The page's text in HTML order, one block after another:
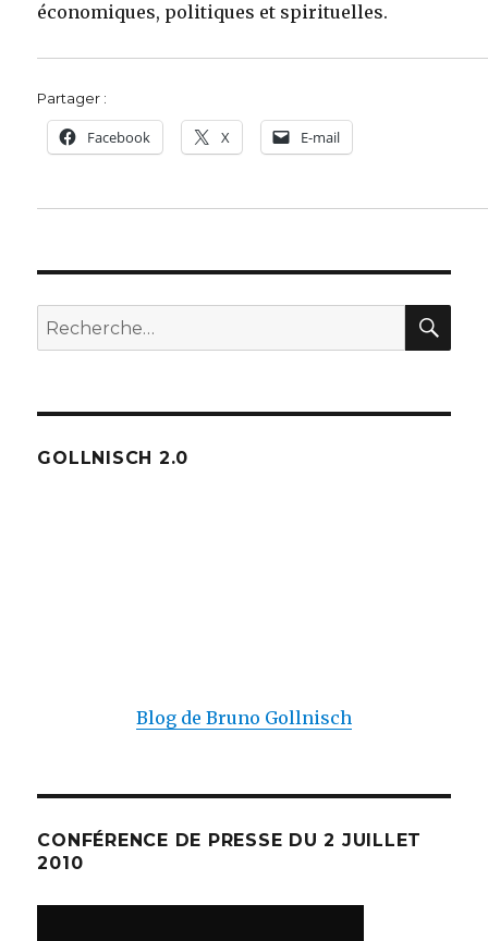
économiques, politiques et spirituelles.
Partager :
Facebook X E-mail
Recherche
pour :
GOLLNISCH 2.0
Blog de Bruno Gollnisch
CONFÉRENCE DE PRESSE DU 2 JUILLET
2010